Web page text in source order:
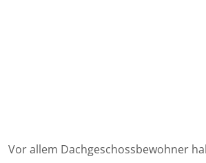
Vor allem Dachgeschossbewohner